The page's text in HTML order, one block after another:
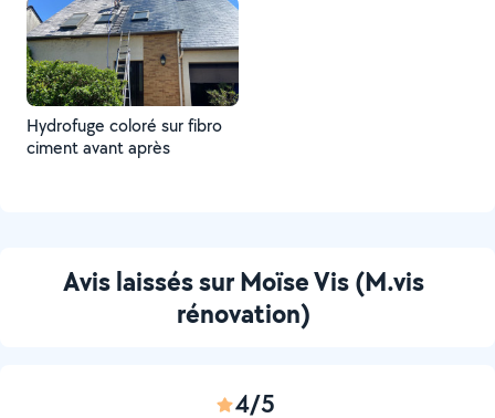
Hydrofuge coloré sur fibro
ciment avant après
Avis laissés sur Moïse Vis (M.vis
rénovation)
4/5